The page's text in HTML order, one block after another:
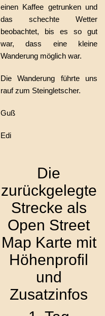
einen Kaffee getrunken und
das schechte Wetter
beobachtet, bis es so gut
war, dass eine kleine
Wanderung möglich war.
Die Wanderung führte uns
rauf zum Steingletscher.
Guß
Edi
Die
zurückgelegte
Strecke als
Open Street
Map Karte mit
Höhenprofil
und
Zusatzinfos